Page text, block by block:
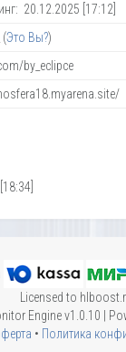
20.12.2025 [17:12]
(Это Вы?)
by_eclipce
Licensed to
Engine v1.0.10 |
• Политика